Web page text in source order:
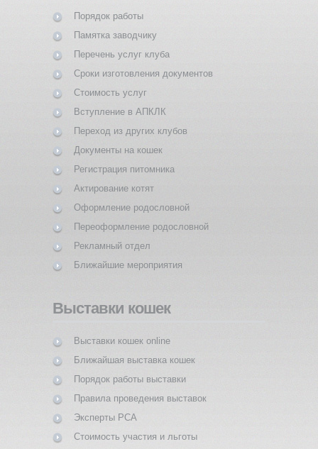
Порядок работы
Памятка заводчику
Перечень услуг клуба
Сроки изготовления документов
Стоимость услуг
Вступление в АПКЛК
Переход из других клубов
Документы на кошек
Регистрация питомника
Актирование котят
Оформление родословной
Переоформление родословной
Рекламный отдел
Ближайшие мероприятия
Выставки кошек
Выставки кошек online
Ближайшая выставка кошек
Порядок работы выставки
Правила проведения выставок
Эксперты PCA
Стоимость участия и льготы